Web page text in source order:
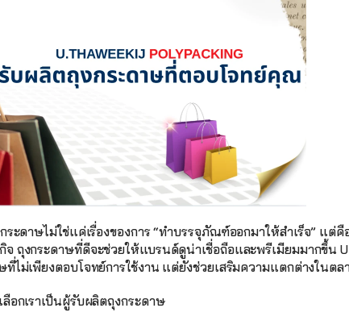
ระดาษไม่ใช่แค่เรื่องของการ “ทำบรรจุภัณฑ์ออกมาให้สำเร็จ” แต่
ถุงกระดาษที่ดีจะช่วยให้แบรนด์ดูน่าเชื่อถือและพรีเมียมมากขึ้น
ไม่เพียงตอบโจทย์การใช้งาน แต่ยังช่วยเสริมความแตกต่างในตล
อกเราเป็นผู้รับผลิตถุงกระดาษ